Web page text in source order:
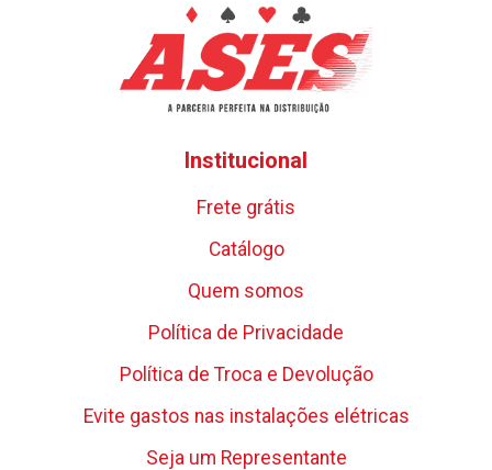
Institucional
Frete grátis
Catálogo
Quem somos
Política de Privacidade
Política de Troca e Devolução
Evite gastos nas instalações elétricas
Seja um Representante